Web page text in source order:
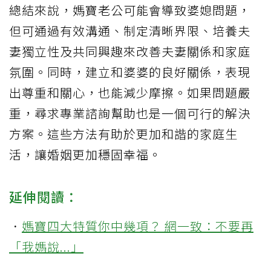
總結來說，媽寶老公可能會導致婆媳問題，
但可通過有效溝通、制定清晰界限、培養夫
妻獨立性及共同興趣來改善夫妻關係和家庭
氛圍。同時，建立和婆婆的良好關係，表現
出尊重和關心，也能減少摩擦。如果問題嚴
重，尋求專業諮詢幫助也是一個可行的解決
方案。這些方法有助於更加和諧的家庭生
活，讓婚姻更加穩固幸福。
延伸閱讀：
． 媽寶四大特質你中幾項？ 網一致：不要再
「我媽說...」